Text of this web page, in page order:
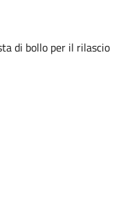
di bollo per il rilascio